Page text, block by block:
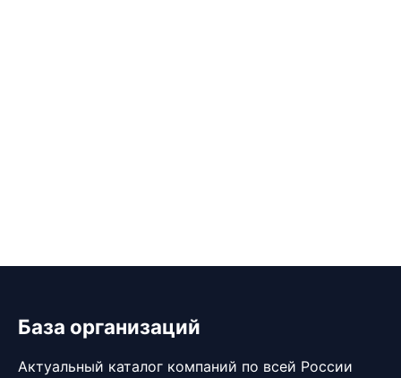
База организаций
Актуальный каталог компаний по всей России